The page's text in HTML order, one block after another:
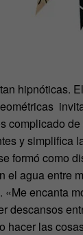
hipnóticas.
complicado
y simplifica
formó como
el agua entre
«Me encanta
descansos
hacer las